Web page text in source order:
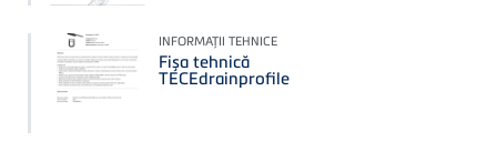
INFORMAŢII TEHNICE
Fișa tehnică
TECEdrainprofile